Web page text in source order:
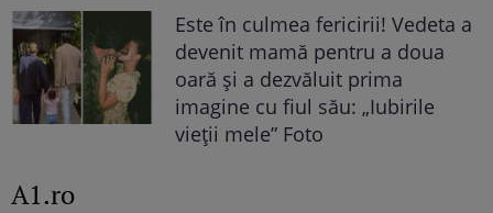
Este în culmea fericirii! Vedeta a
devenit mamă pentru a doua
oară și a dezvăluit prima
imagine cu fiul său: „Iubirile
vieții mele” Foto
A1.ro